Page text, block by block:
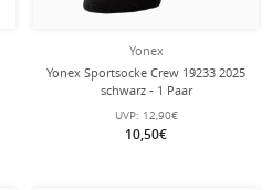
Yonex
Yonex Sportsocke Crew 19233 2025
schwarz - 1 Paar
UVP: 12,90€
10,50€